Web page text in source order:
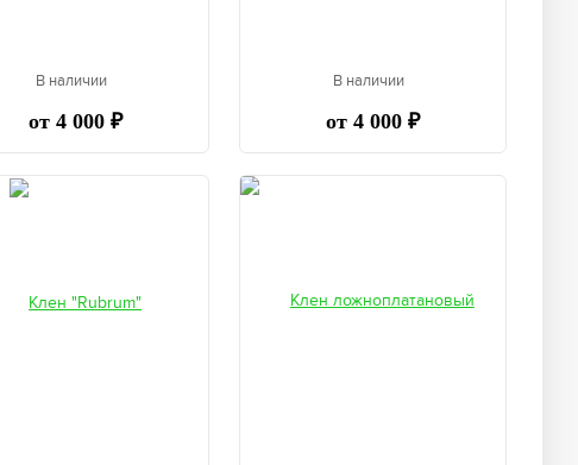
В наличии
от 4 000 ₽
В наличии
от 4 000 ₽